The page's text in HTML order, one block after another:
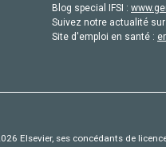
Blog special IFSI :
Suivez notre actualité
Site d'emploi en santé :
Elsevier, ses concédants de